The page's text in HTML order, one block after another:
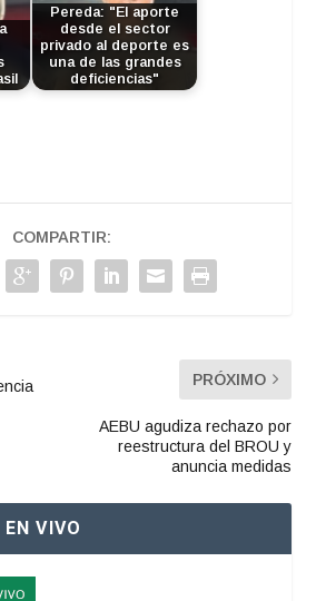
Pereda: "El aporte
desde el sector
privado al deporte es
una de las grandes
deficiencias"
COMPARTIR:
PRÓXIMO
AEBU agudiza rechazo por
reestructura del BROU y
anuncia medidas
VIVO